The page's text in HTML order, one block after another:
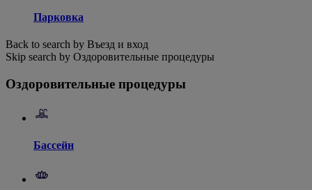
Парковка
Back to search by Въезд и вход
Skip search by Оздоровительные процедуры
Оздоровительные процедуры
Бассейн